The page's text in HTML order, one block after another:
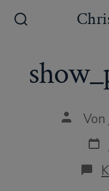
Inhalt
Autor
Beitrags
Von
des